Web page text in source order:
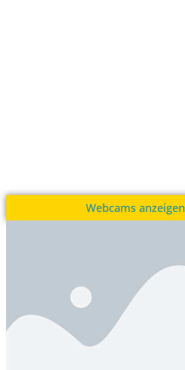
Webcams anzeigen